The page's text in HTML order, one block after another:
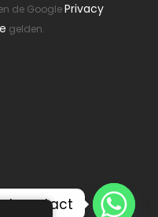
de GooglePrivacy
gelden.
contact